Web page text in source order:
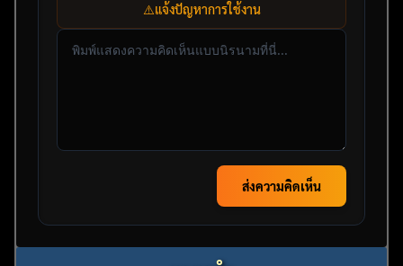
⚠️แจ้งปัญหาการใช้งาน
ส่งความคิดเห็น